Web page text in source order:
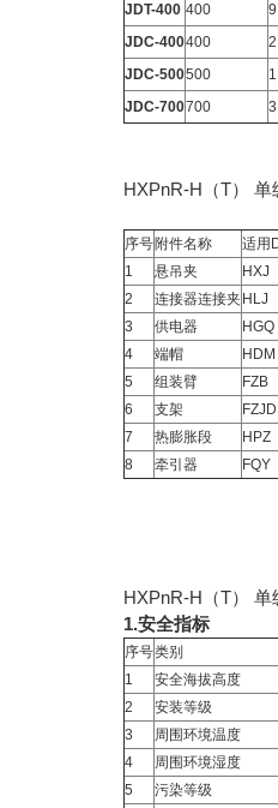
JDT-400 400
JDC-400400
JDC-500500
JDC-700700
HXPnR-H（T）
序号附件名称
适用
1
悬吊夹
HXJ
2
连接器连接夹 HLJ
3
供电器
HGQ
4
端帽
HDM
5
组装臂
FZB
6
支架
FZJD
7
热膨胀段
HPZ
8
牵引器 FQY
HXPnR-H（T）
1.安全指标
序号类别
1
安全海拔高度
2
安装等级
3
周围环境温度
4
周围环境湿度
5
污染等级